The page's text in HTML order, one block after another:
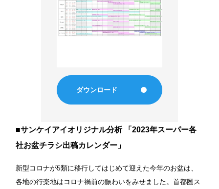
応募者情報について
ダウンロード
■サンケイアイオリジナル分析 「2023年スーパー各
社お盆チラシ出稿カレンダー」
新型コロナが5類に移行してはじめて迎えた今年のお盆は、
各地の行楽地はコロナ禍前の賑わいをみせました。首都圏ス